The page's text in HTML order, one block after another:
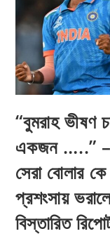
“বুমরাহ ভীষণ
একজন …..” –
সেরা বোলার
প্রশংসায়
বিস্তারিত